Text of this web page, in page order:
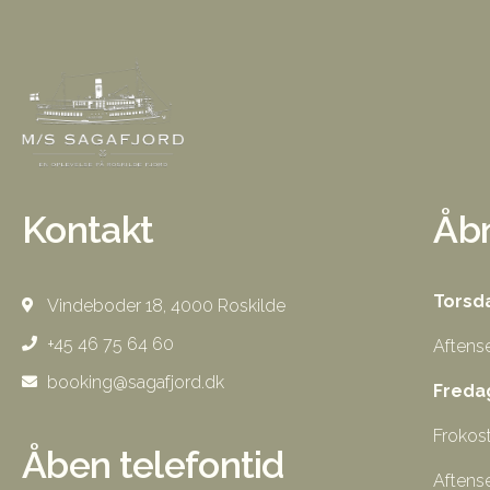
Kontakt
Vindeboder 18, 4000 Roskilde
+45 46 75 64 60
booking@sagafjord.dk
Åben telefontid